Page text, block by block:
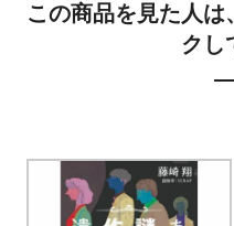
この商品を見た人
クし